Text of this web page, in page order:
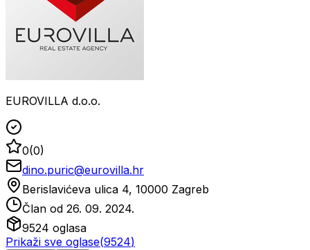
EUROVILLA d.o.o.
0(0)
dino.puric@eurovilla.hr
Berislavićeva ulica 4, 10000 Zagreb
Član od 26. 09. 2024.
9524 oglasa
Prikaži sve oglase(9524)